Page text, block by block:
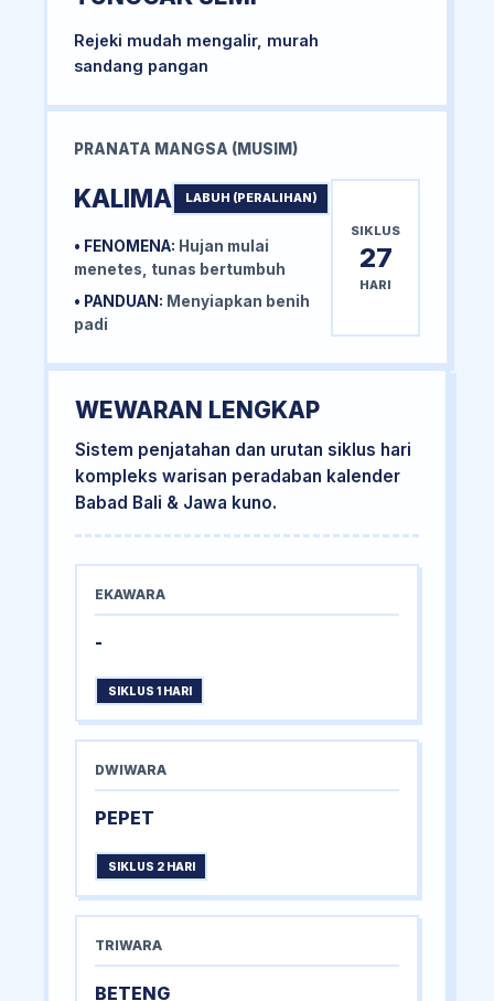
Rejeki mudah mengalir, murah
sandang pangan
PRANATA MANGSA (MUSIM)
KALIMA LABUH (PERALIHAN)
• FENOMENA: Hujan mulai
menetes, tunas bertumbuh
• PANDUAN: Menyiapkan benih
padi
SIKLUS
27
HARI
WEWARAN LENGKAP
Sistem penjatahan dan urutan siklus hari
kompleks warisan peradaban kalender
Babad Bali & Jawa kuno.
EKAWARA
-
SIKLUS 1 HARI
DWIWARA
PEPET
SIKLUS 2 HARI
TRIWARA
BETENG